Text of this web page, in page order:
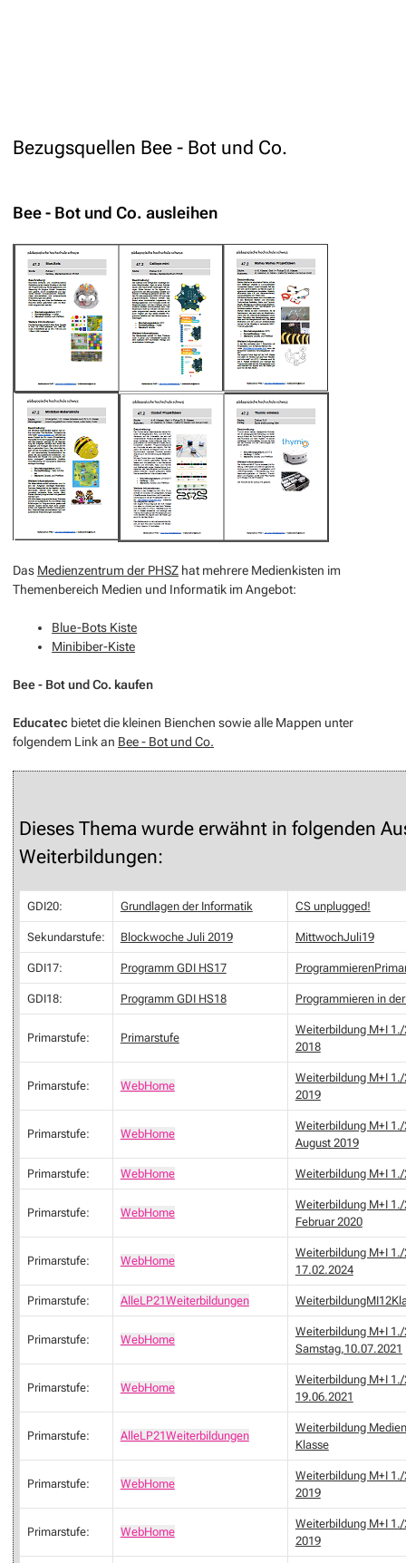
Bezugsquellen Bee - Bot und Co.
Bee - Bot und Co. ausleihen
Das Medienzentrum der PHSZ hat mehrere Medienkisten im
Themenbereich Medien und Informatik im Angebot:
Blue-Bots Kiste
Minibiber-Kiste
Bee - Bot und Co. kaufen
Educatec bietet die kleinen Bienchen sowie alle Mappen unter
folgendem Link an Bee - Bot und Co.
Dieses Thema wurde erwähnt in folgenden
Weiterbildungen:
GDI20: Grundlagen der Informatik CS unplugged!
Sekundarstufe: Blockwoche Juli 2019 MittwochJuli19
GDI17: Programm GDI HS17
GDI18: Programm GDI HS18 Programmieren in
Primarstufe: Primarstufe
Weiterbildung M+I
2018
Primarstufe: WebHome
Weiterbildung M+I
2019
Primarstufe: WebHome
Weiterbildung M+I
August 2019
Primarstufe: WebHome Weiterbildung M+I
Primarstufe: WebHome
Weiterbildung M+I
Februar 2020
Primarstufe: WebHome
Weiterbildung M+I
17.02.2024
Primarstufe: AlleLP21Weiterbildungen
Primarstufe: WebHome
Weiterbildung M+I
Samstag,10.07.2021
Primarstufe: WebHome
Weiterbildung M+I
19.06.2021
Primarstufe: AlleLP21Weiterbildungen
Weiterbildung
Klasse
Primarstufe: WebHome
Weiterbildung M+I
2019
Primarstufe: WebHome
Weiterbildung M+I
2019